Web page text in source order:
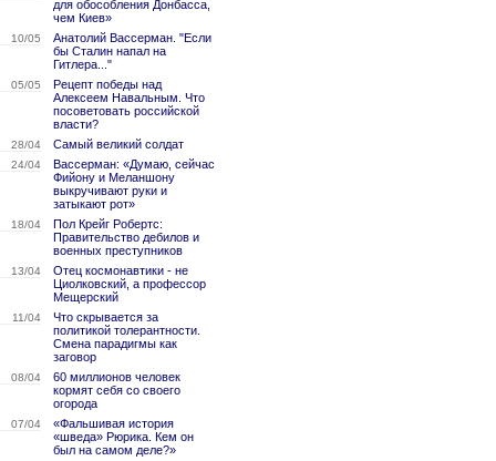
для обособления Донбасса,
чем Киев»
10/05
Анатолий Вассерман. "Если
бы Сталин напал на
Гитлера..."
05/05
Рецепт победы над
Алексеем Навальным. Что
посоветовать российской
власти?
28/04 Самый великий солдат
24/04
Вассерман: «Думаю, сейчас
Фийону и Меланшону
выкручивают руки и
затыкают рот»
18/04
Пол Крейг Робертс:
Правительство дебилов и
военных преступников
13/04
Отец космонавтики - не
Циолковский, а профессор
Мещерский
11/04
Что скрывается за
политикой толерантности.
Смена парадигмы как
заговор
08/04
60 миллионов человек
кормят себя со своего
огорода
07/04
«Фальшивая история
«шведа» Рюрика. Кем он
был на самом деле?»